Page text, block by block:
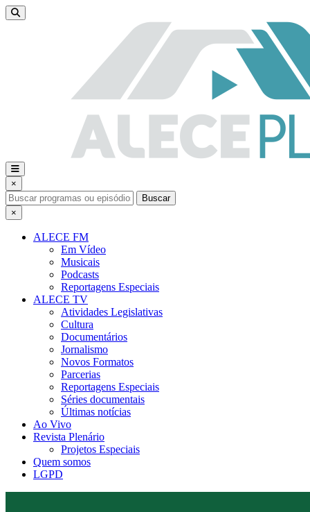
×
Buscar
×
ALECE FM
Em Vídeo
Musicais
Podcasts
Reportagens Especiais
ALECE TV
Atividades Legislativas
Cultura
Documentários
Jornalismo
Novos Formatos
Parcerias
Reportagens Especiais
Séries documentais
Últimas notícias
Ao Vivo
Revista Plenário
Projetos Especiais
Quem somos
LGPD